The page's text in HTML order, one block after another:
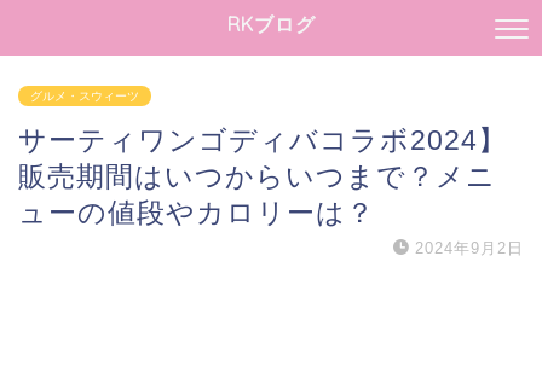
RKブログ
グルメ・スウィーツ
サーティワンゴディバコラボ2024】
販売期間はいつからいつまで？メニ
ューの値段やカロリーは？
2024年9月2日